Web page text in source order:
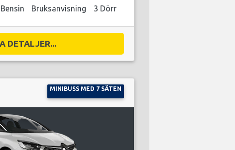
Bensin Bruksanvisning 3 Dörr
DETALJER...
MINIBUSS MED 7 SÄTEN